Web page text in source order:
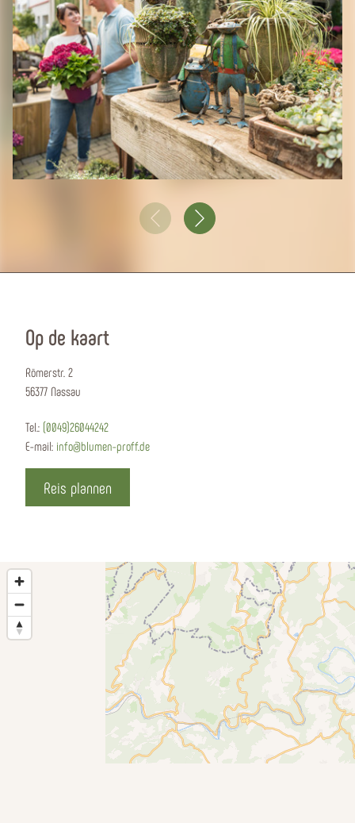
Op de kaart
Römerstr. 2
56377 Nassau
Tel.: (0049)26044242
E-mail: info@blumen-proff.de
Reis plannen